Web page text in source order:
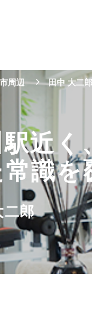
周辺 田中 大二郎
近く
常識
郎